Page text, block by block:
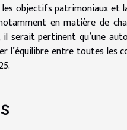
objectifs patrimoniaux et
en matière de
serait pertinent qu’une
l’équilibre entre toutes les